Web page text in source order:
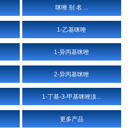
咪唑 别 名 ...
1-乙基咪唑
1-异丙基咪唑
2-异丙基咪唑
1-丁基-3-甲基咪唑溴...
更多产品